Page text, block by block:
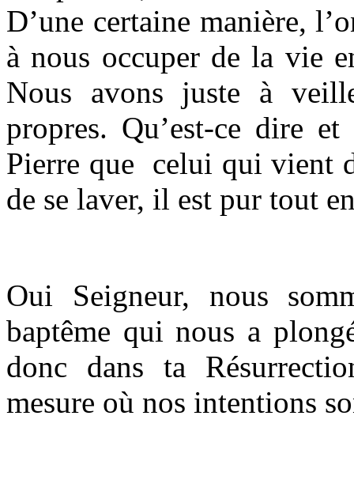
D’une certaine manière,
à nous occuper de la vie
Nous avons juste à
propres. Qu’est-ce dire
Pierre que celui qui vient
de se laver, il est pur tout
Oui Seigneur, nous
baptême qui nous a
donc dans ta
mesure où nos intentions